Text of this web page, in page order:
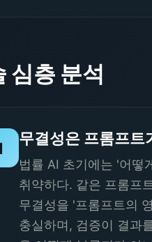
심층 분석
무결성은 프롬프트
법률 AI 초기에는 '어떻
취약하다. 같은 프롬프
무결성을 '프롬프트의
충실하며, 검증이 결과